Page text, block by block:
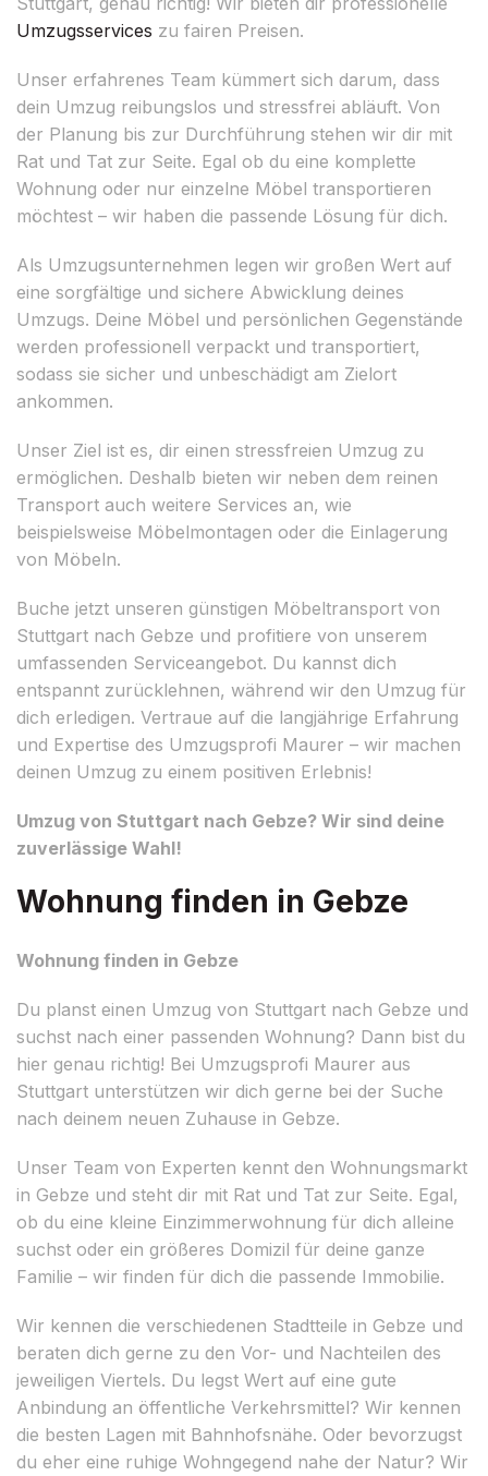
Umzugsservices zu fairen Preisen.
Unser erfahrenes Team kümmert sich darum, dass
dein Umzug reibungslos und stressfrei abläuft. Von
der Planung bis zur Durchführung stehen wir dir mit
Rat und Tat zur Seite. Egal ob du eine komplette
Wohnung oder nur einzelne Möbel transportieren
möchtest – wir haben die passende Lösung für dich.
Als Umzugsunternehmen legen wir großen Wert auf
eine sorgfältige und sichere Abwicklung deines
Umzugs. Deine Möbel und persönlichen Gegenstände
werden professionell verpackt und transportiert,
sodass sie sicher und unbeschädigt am Zielort
ankommen.
Unser Ziel ist es, dir einen stressfreien Umzug zu
ermöglichen. Deshalb bieten wir neben dem reinen
Transport auch weitere Services an, wie
beispielsweise Möbelmontagen oder die Einlagerung
von Möbeln.
Buche jetzt unseren günstigen Möbeltransport von
Stuttgart nach Gebze und profitiere von unserem
umfassenden Serviceangebot. Du kannst dich
entspannt zurücklehnen, während wir den Umzug für
dich erledigen. Vertraue auf die langjährige Erfahrung
und Expertise des Umzugsprofi Maurer – wir machen
deinen Umzug zu einem positiven Erlebnis!
Umzug von Stuttgart nach Gebze? Wir sind deine
zuverlässige Wahl!
Wohnung finden in Gebze
Wohnung finden in Gebze
Du planst einen Umzug von Stuttgart nach Gebze und
suchst nach einer passenden Wohnung? Dann bist du
hier genau richtig! Bei Umzugsprofi Maurer aus
Stuttgart unterstützen wir dich gerne bei der Suche
nach deinem neuen Zuhause in Gebze.
Unser Team von Experten kennt den Wohnungsmarkt
in Gebze und steht dir mit Rat und Tat zur Seite. Egal,
ob du eine kleine Einzimmerwohnung für dich alleine
suchst oder ein größeres Domizil für deine ganze
Familie – wir finden für dich die passende Immobilie.
Wir kennen die verschiedenen Stadtteile in Gebze und
beraten dich gerne zu den Vor- und Nachteilen des
jeweiligen Viertels. Du legst Wert auf eine gute
Anbindung an öffentliche Verkehrsmittel? Wir kennen
die besten Lagen mit Bahnhofsnähe. Oder bevorzugst
du eher eine ruhige Wohngegend nahe der Natur? Wir